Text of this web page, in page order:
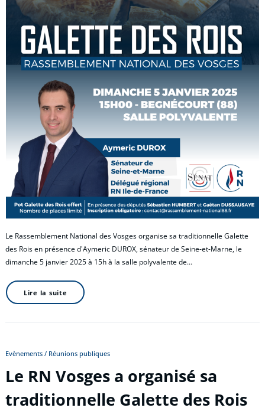
Le Rassemblement National des Vosges organise sa traditionnelle Galette
des Rois en présence d'Aymeric DUROX, sénateur de Seine-et-Marne, le
dimanche 5 janvier 2025 à 15h à la salle polyvalente de…
Lire la suite
Evènements / Réunions publiques
Le RN Vosges a organisé sa
traditionnelle Galette des Rois